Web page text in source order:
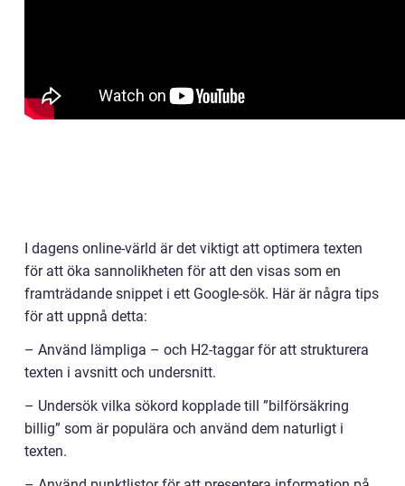
I dagens online-värld är det viktigt att optimera texten
för att öka sannolikheten för att den visas som en
framträdande snippet i ett Google-sök. Här är några tips
för att uppnå detta:
– Använd lämpliga – och H2-taggar för att strukturera
texten i avsnitt och undersnitt.
– Undersök vilka sökord kopplade till ”bilförsäkring
billig” som är populära och använd dem naturligt i
texten.